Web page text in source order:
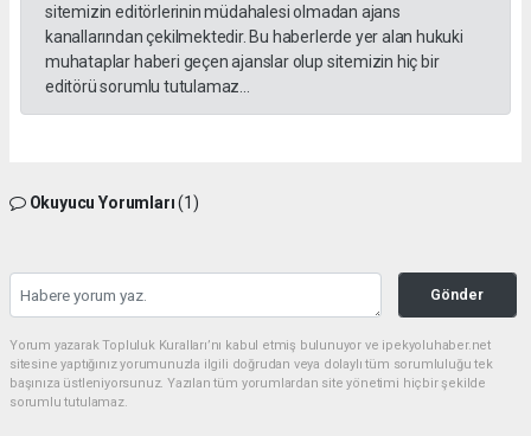
sitemizin editörlerinin müdahalesi olmadan ajans
kanallarından çekilmektedir. Bu haberlerde yer alan hukuki
muhataplar haberi geçen ajanslar olup sitemizin hiç bir
editörü sorumlu tutulamaz...
Okuyucu Yorumları(1)
Gönder
Yorum yazarak Topluluk Kuralları’nı kabul etmiş bulunuyor ve ipekyoluhaber.net
sitesine yaptığınız yorumunuzla ilgili doğrudan veya dolaylı tüm sorumluluğu tek
başınıza üstleniyorsunuz. Yazılan tüm yorumlardan site yönetimi hiçbir şekilde
sorumlu tutulamaz.